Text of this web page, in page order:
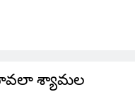
పావలా శ్యామల